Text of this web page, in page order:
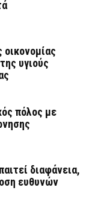
υγιούς
πόλος με
διαφάνεια,
ευθυνών